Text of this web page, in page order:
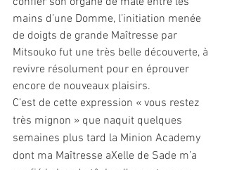
mains d’une Domme, l’initiation menée
de doigts de grande Maîtresse par
Mitsouko fut une très belle découverte, à
revivre résolument pour en éprouver
encore de nouveaux plaisirs.
C’est de cette expression « vous restez
très mignon » que naquit quelques
semaines plus tard la Minion Academy
dont ma Maîtresse aXelle de Sade m’a